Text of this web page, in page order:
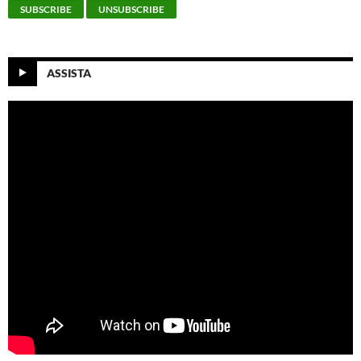
ASSISTA